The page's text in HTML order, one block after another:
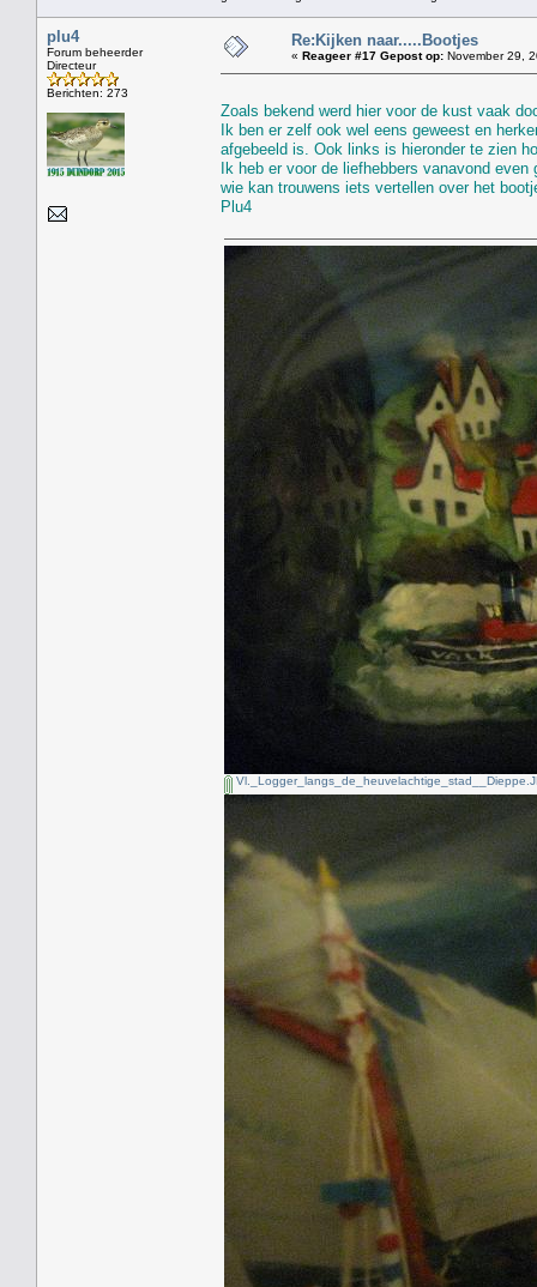
plu4
Forum beheerder
Directeur
Berichten: 273
Re:Kijken naar.....Bootjes
« Reageer #17 Gepost op: November 29,
Zoals bekend werd hier voor de kust vaak
Ik ben er zelf ook wel eens geweest en
afgebeeld is. Ook links is hieronder te zien
Ik heb er voor de liefhebbers vanavond
wie kan trouwens iets vertellen over het
Plu4